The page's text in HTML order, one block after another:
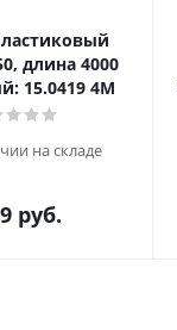
длина 4000
15.0419 4M
на складе
руб.